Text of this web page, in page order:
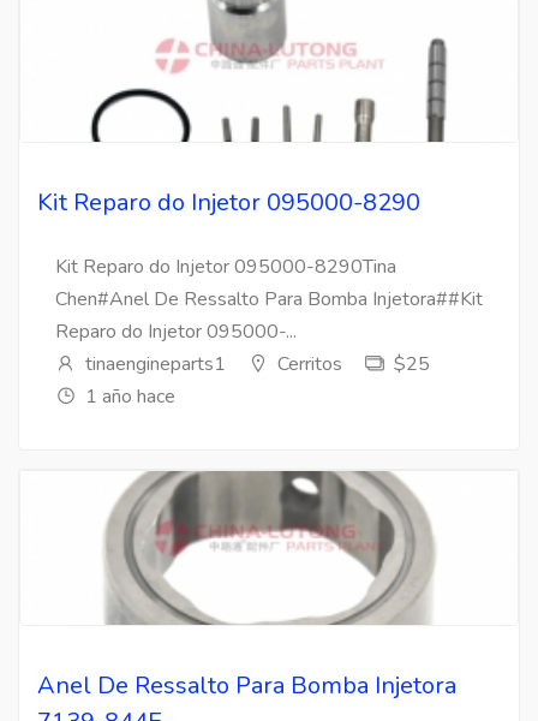
Kit Reparo do Injetor 095000-8290
Kit Reparo do Injetor 095000-8290Tina
Chen#Anel De Ressalto Para Bomba Injetora##Kit
Reparo do Injetor 095000-...
tinaengineparts1
Cerritos
$25
1 año hace
Anel De Ressalto Para Bomba Injetora